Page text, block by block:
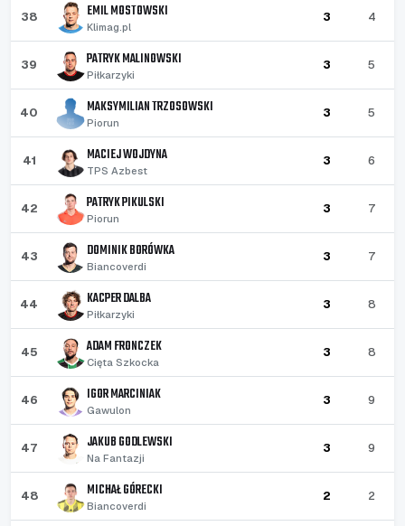
38 EMIL MOSTOWSKI
Klimag.pl
3 4
39 PATRYK MALINOWSKI
Piłkarzyki
3 5
40 MAKSYMILIAN TRZOSOWSKI
Piorun
3 5
41 MACIEJ WOJDYNA
TPS Azbest
3 6
42 PATRYK PIKULSKI
Piorun
3 7
43 DOMINIK BORÓWKA
Biancoverdi
3 7
44 KACPER DALBA
Piłkarzyki
3 8
45 ADAM FRONCZEK
Cięta Szkocka
3 8
46 IGOR MARCINIAK
Gawulon
3 9
47 JAKUB GODLEWSKI
Na Fantazji
3 9
48 MICHAŁ GÓRECKI
Biancoverdi
2 2